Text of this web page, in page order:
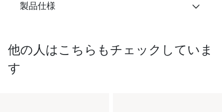
製品仕様
他の人はこちらもチェックしていま
す